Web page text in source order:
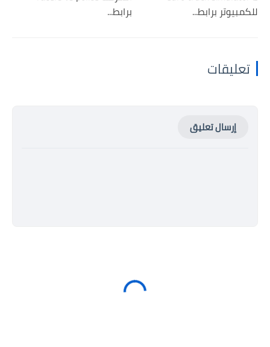
للكمبيوتر برابط...
برابط...
تعليقات
إرسال تعليق